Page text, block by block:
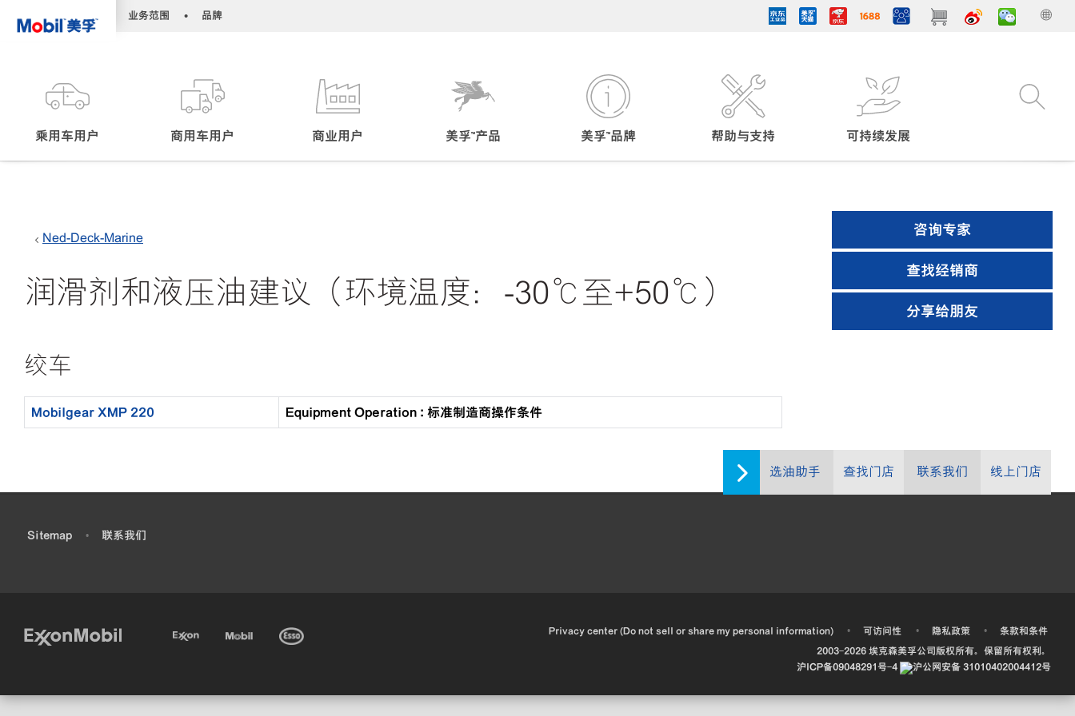
业务范围 • 品牌
乘用车用户 商用车用户 商业用户 美孚™产品 美孚™品牌 帮助与支持 可持续发展
选油助手 查找门店 联系我们 线上门店
Ned-Deck-Marine
润滑剂和液压油建议（环境温度：-30℃至+50℃）
绞车
Mobilgear XMP 220 Equipment Operation : 标准制造商操作条件
咨询专家
查找经销商
分享给朋友
Sitemap • 联系我们
Privacy center (Do not sell or share my personal information) • 可访问性 • 隐私政策 •
条款和条件
2003-2026 埃克森美孚公司版权所有。保留所有权利。
沪ICP备09048291号-4
沪公网安备 31010402004412号